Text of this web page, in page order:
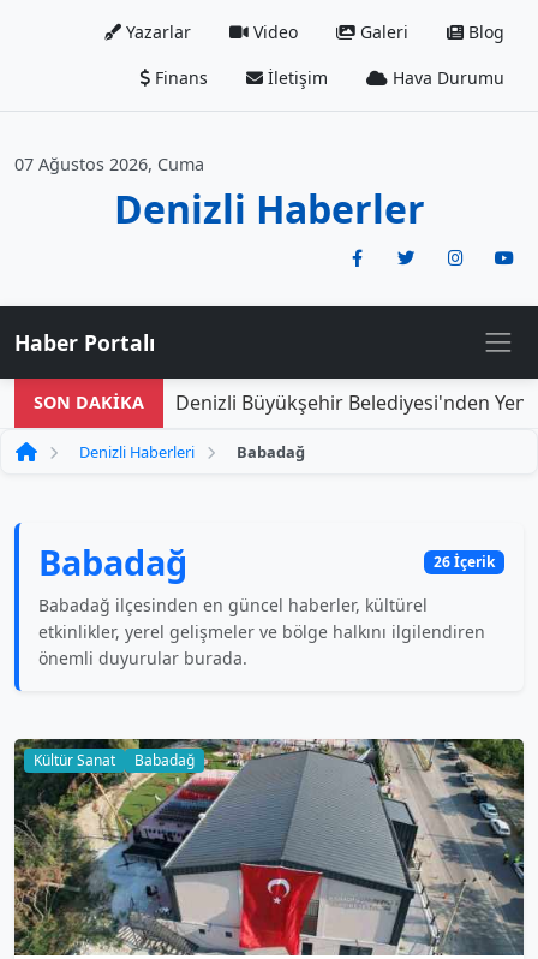
Yazarlar Video Galeri
Blog
Finans
İletişim Hava Durumu
07 Ağustos 2026, Cuma
Denizli Haberler
Haber Portalı
SON DAKİKA Denizli Büyükşehir Belediyesi'nden Yeni
Denizli Haberleri Babadağ
Babadağ 26 İçerik
Babadağ ilçesinden en güncel haberler, kültürel
etkinlikler, yerel gelişmeler ve bölge halkını ilgilendiren
önemli duyurular burada.
Kültür Sanat Babadağ